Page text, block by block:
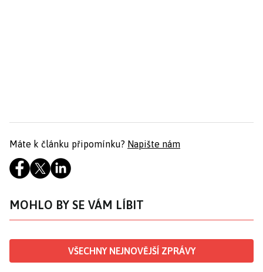
Máte k článku připomínku? Napište nám
MOHLO BY SE VÁM LÍBIT
VŠECHNY NEJNOVĚJŠÍ ZPRÁVY